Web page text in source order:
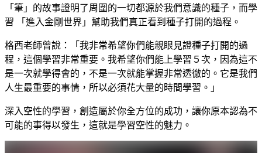
「筆」的故事證明了周圍的一切都源於我們意識的種子，而學
習 「進入金剛世界」幫助我們真正看到種子打開的過程。
格西老師曾說：「我非常希望你們能親眼見證種子打開的過
程，這個學習非常重要。我希望你們能上學習５次，因為這不
是一次就學得會的，不是一次就能掌握非常透徹的。它是我們
人生最重要的事情，所以必須花大量的時間學習。」
深入空性的學習，創造屬於你全方位的成功，讓你原本認為不
可能的事得以發生，這就是學習空性的魅力。